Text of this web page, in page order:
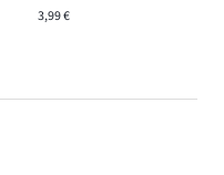
3,99 €